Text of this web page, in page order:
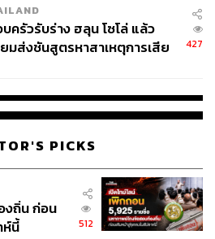
ครัวรับร่าง ฮลุน โซโล่ แล้ว
มส่งชันสูตรหาสาเหตุการเสีย
427
PICKS
งถิ่น ก่อน
ห์นี้
512